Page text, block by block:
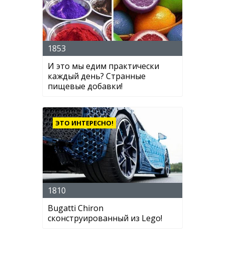
1853
И это мы едим практически
каждый день? Странные
пищевые добавки!
ЭТО ИНТЕРЕСНО!
1810
Bugatti Chiron
сконструированный из Lego!